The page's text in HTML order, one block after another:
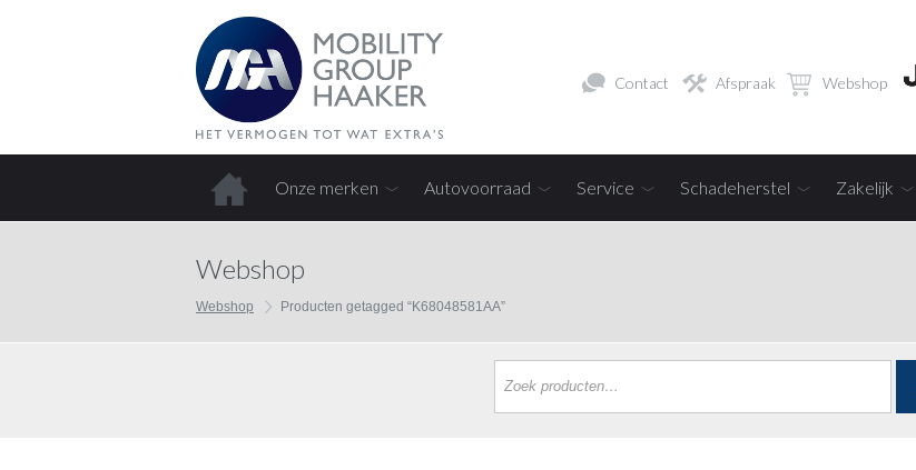
Contact Afspraak Webshop
Onze merken Autovoorraad Service Schadeherstel Zakelijk
Webshop
Webshop Producten getagged “K68048581AA”